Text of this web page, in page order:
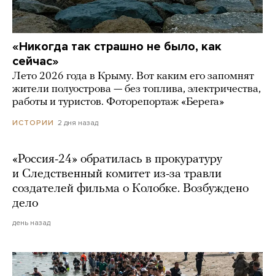
«Никогда так страшно не было, как
сейчас»
Лето 2026 года в Крыму. Вот каким его запомнят
жители полуострова — без топлива, электричества,
работы и туристов. Фоторепортаж «Берега»
ИСТОРИИ 2 дня назад
«Россия-24» обратилась в прокуратуру
и Следственный комитет из-за травли
создателей фильма о Колобке. Возбуждено
дело
день назад